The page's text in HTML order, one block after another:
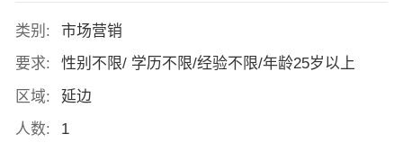
类别:
市场营销
要求:
性别不限/ 学历不限/经验不限/年龄25岁以上
区域:
延边
人数:
1